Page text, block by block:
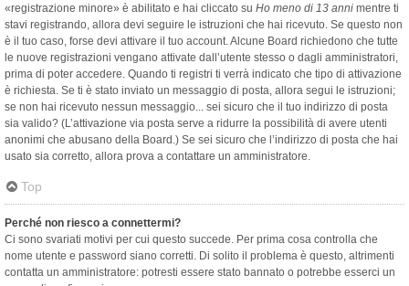
«registrazione minore» è abilitato e hai cliccato su Ho meno di 13 anni mentre ti
stavi registrando, allora devi seguire le istruzioni che hai ricevuto. Se questo non
è il tuo caso, forse devi attivare il tuo account. Alcune Board richiedono che tutte
le nuove registrazioni vengano attivate dall’utente stesso o dagli amministratori,
prima di poter accedere. Quando ti registri ti verrà indicato che tipo di attivazione
è richiesta. Se ti è stato inviato un messaggio di posta, allora segui le istruzioni;
se non hai ricevuto nessun messaggio... sei sicuro che il tuo indirizzo di posta
sia valido? (L’attivazione via posta serve a ridurre la possibilità di avere utenti
anonimi che abusano della Board.) Se sei sicuro che l’indirizzo di posta che hai
usato sia corretto, allora prova a contattare un amministratore.
Top
Perché non riesco a connettermi?
Ci sono svariati motivi per cui questo succede. Per prima cosa controlla che
nome utente e password siano corretti. Di solito il problema è questo, altrimenti
contatta un amministratore: potresti essere stato bannato o potrebbe esserci un